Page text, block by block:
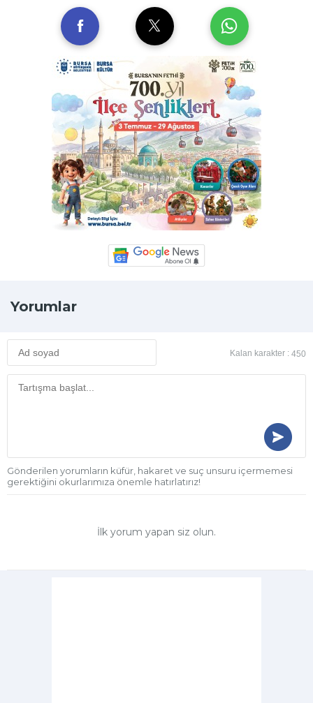
Yorumlar
Kalan karakter : 450
Gönderilen yorumların küfür, hakaret ve suç unsuru içermemesi
gerektiğini okurlarımıza önemle hatırlatırız!
İlk yorum yapan siz olun.